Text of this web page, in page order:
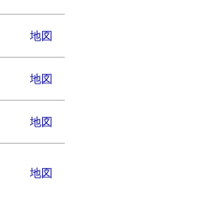
地図
地図
地図
地図